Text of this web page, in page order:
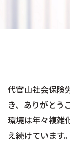
代官山社会保険
き、ありがとう
環境は年々複雑
え続けています